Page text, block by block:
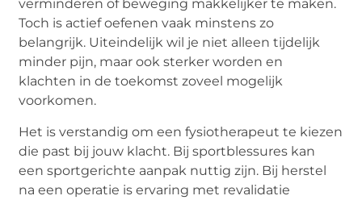
verminderen of beweging makkelijker te maken.
Toch is actief oefenen vaak minstens zo
belangrijk. Uiteindelijk wil je niet alleen tijdelijk
minder pijn, maar ook sterker worden en
klachten in de toekomst zoveel mogelijk
voorkomen.
Het is verstandig om een fysiotherapeut te kiezen
die past bij jouw klacht. Bij sportblessures kan
een sportgerichte aanpak nuttig zijn. Bij herstel
na een operatie is ervaring met revalidatie